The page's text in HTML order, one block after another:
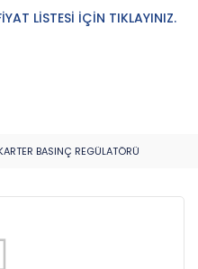
LİSTESİ İÇİN TIKLAYINIZ.
BASINÇ REGÜLATÖRÜ